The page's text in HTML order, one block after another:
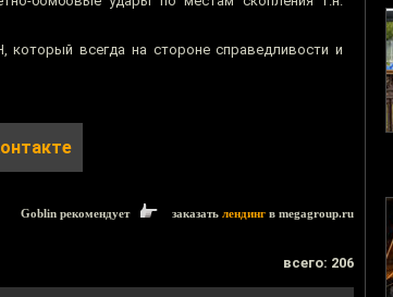
который всегда на стороне справедливости и
Goblin рекомендует заказать лендинг в megagroup.ru
всего: 206